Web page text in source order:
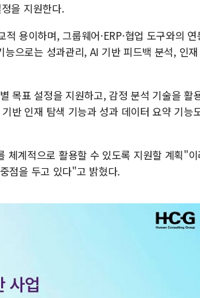
을 지원한다.
용이하며, 그룹웨어·ERP·협업 도구와의 연
으로는 성과관리, AI 기반 피드백 분석, 인
목표 설정을 지원하고, 감정 분석 기술을 활
반 인재 탐색 기능과 성과 데이터 요약 기능
체계적으로 활용할 수 있도록 지원할 계획"이
점을 두고 있다"고 밝혔다.